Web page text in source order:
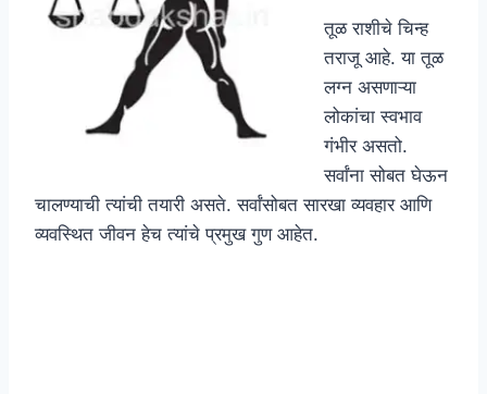
तूळ राशीचे चिन्ह
तराजू आहे. या तूळ
लग्न असणाऱ्या
लोकांचा स्वभाव
गंभीर असतो.
सर्वांना सोबत घेऊन
चालण्याची त्यांची तयारी असते. सर्वांसोबत सारखा व्यवहार आणि
व्यवस्थित जीवन हेच त्यांचे प्रमुख गुण आहेत.